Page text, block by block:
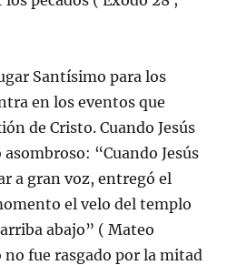
Santísimo para los
en los eventos que
de Cristo. Cuando Jesús
“Cuando Jesús
a gran voz, entregó el
el velo del templo
abajo” ( Mateo
no fue rasgado por la mitad